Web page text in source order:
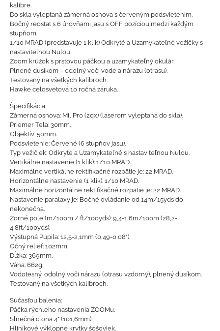
kalibre.
Do skla vyleptaná zámerná osnova s červeným podsvietením.
Bočný reostat s 6 úrovňami jasu s OFF pozíciou medzi každým
stupňom.
1/10 MRAD (predstavuje 1 klik) Odkryté a Uzamykateľné vežičky s
nastaviteľnou Nulou.
Zoom krúžok s prstovou páčkou a uzamykateľný okulár.
Plnené dusíkom – odolný voči vode a nárazu (otrasu).
Testovaný na všetkých kalibroch.
Hawke celosvetová 10 ročná záruka.
Špecifikácia:
Zámerná osnova: Mil Pro (20x) (laserom vyleptaná do skla).
Priemer Tela: 30mm.
Objektív: 50mm.
Podsvietenie: Červené (6 stupňov jasu).
Typ vežičiek: Odkryté a Uzamykateľné s nastaviteľnou Nulou.
Vertikálne nastavenie (1 klik): 1/10 MRAD.
Maximálne vertikálne rektifikačné rozpätie je: 22 MRAD.
Horizontálne nastavenie (1 klik): 1/10 MRAD.
Maximálne horizontálne rektifikačné rozpätie je: 22 MRAD.
Nastavenie paralaxy je: Bočné ovládanie od 14m/15yds do
nekonečna.
Zorné pole (m/100m / ft/100yds): 9,4-1,6m/100m (28,2-
4,8ft/100yds).
Výstupná Pupila: 12,5-2,1mm (0,49-0,08").
Očný reliéf: 102mm.
Dĺžka: 369mm.
Váha: 662g.
Vodotesný, odolný voči nárazu (otrasu vzdorný), plnený dusíkom.
Testovaný na všetkých kalibroch.
Súčasťou balenia:
Páčka rýchleho nastavenia ZOOMu.
Slnečná clona 4" (101,6mm).
Hliníkové výklopné krytky šošoviek.